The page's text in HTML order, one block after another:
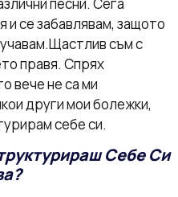
и се забавлявам, защото
съм с
правя. Спрях
вече не са ми
други мои болежки,
себе си.
Себе Си